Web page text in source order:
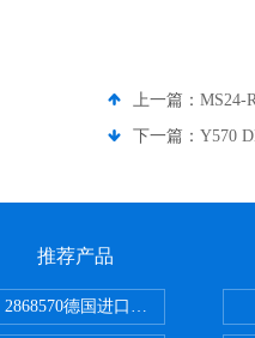
上一篇： MS24-
下一篇： Y570
推荐产品
2868570德国进口菲尼克斯电源